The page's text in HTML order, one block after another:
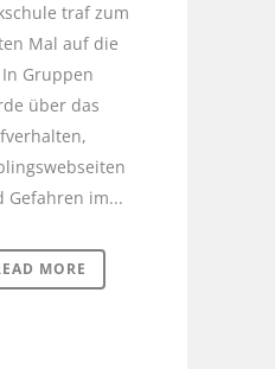
traf zum
Mal auf die
In Gruppen
über das
Gefahren im...
MORE